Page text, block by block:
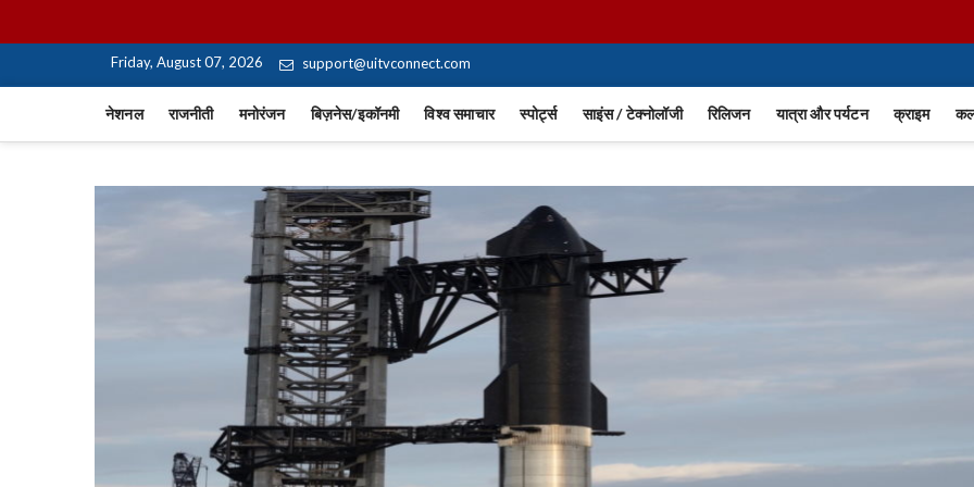
UiTV Hindi News
Friday, August 07, 2026 support@uitvconnect.com
नेशनल राजनीती मनोरंजन बिज़नेस/इकॉनमी विश्व समाचार स्पोर्ट्स साइंस / टेक्नोलॉजी रिलिजन यात्रा और पर्यटन क्राइम